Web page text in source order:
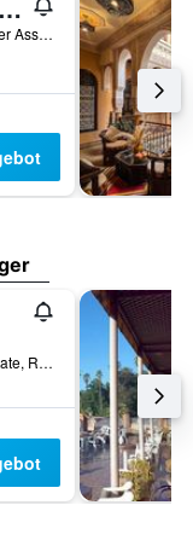
The Central House Marrakech Medina - Hostel
Amssafah 32, Quartier Assouel, Marrakesch, Marokko
50 Rue Sidi Bouloukate, Riad Zitoun Lakdim, Marrakesch, Marokko